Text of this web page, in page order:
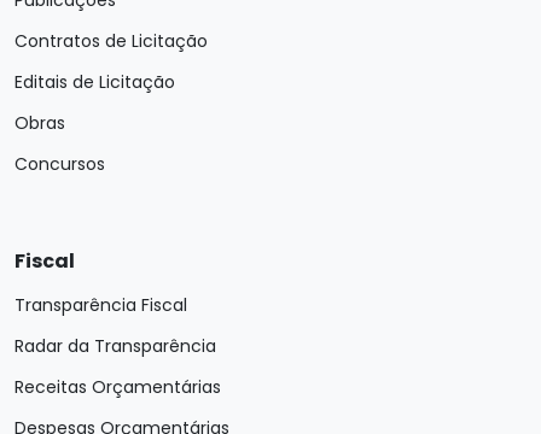
Contratos de Licitação
Editais de Licitação
Obras
Concursos
Fiscal
Transparência Fiscal
Radar da Transparência
Receitas Orçamentárias
Despesas Orçamentárias